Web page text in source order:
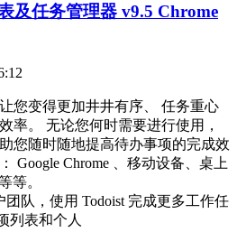
及任务管理器 v9.5 Chrome
您变得更加井井有序、 任务重心
率。 无论您何时需要进行使用，
您随时随地提高待办事项的完成效
Google Chrome 、移动设备、桌上
等。
团队，使用 Todoist 完成更多工作任
列表和个人